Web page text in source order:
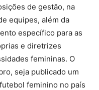
de gestão, na
equipes, além da
específico para as
e diretrizes
femininas. O
seja publicado um
feminino no país